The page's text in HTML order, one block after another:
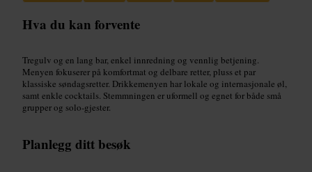
Hva du kan forvente
Tregulv og en lang bar, enkel innredning og vennlig betjening.
Menyen fokuserer på komfortmat og delbare retter, pluss et par
klassiske søndagsretter. Drikkemenyen har lokale og internasjonale øl,
samt enkle cocktails. Stemmningen er uformell og egnet for både små
grupper og solo-gjester.
Planlegg ditt besøk